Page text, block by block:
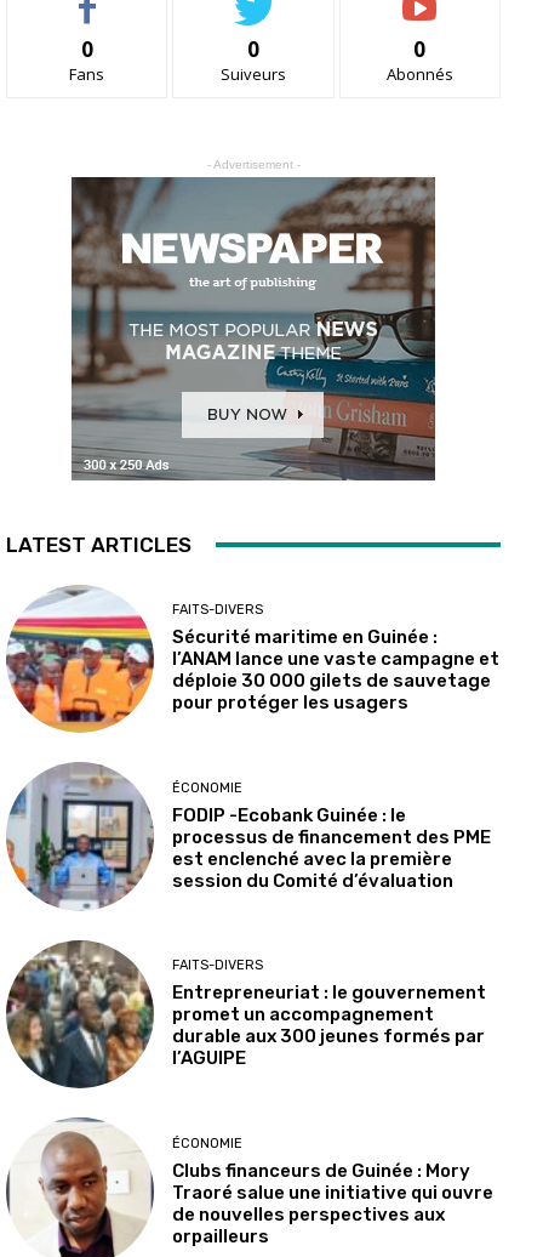
0
Fans
0
Suiveurs
0
Abonnés
- Advertisement -
LATEST ARTICLES
FAITS-DIVERS
Sécurité maritime en Guinée :
l’ANAM lance une vaste campagne et
déploie 30 000 gilets de sauvetage
pour protéger les usagers
ÉCONOMIE
FODIP -Ecobank Guinée : le
processus de financement des PME
est enclenché avec la première
session du Comité d’évaluation
FAITS-DIVERS
Entrepreneuriat : le gouvernement
promet un accompagnement
durable aux 300 jeunes formés par
l’AGUIPE
ÉCONOMIE
Clubs financeurs de Guinée : Mory
Traoré salue une initiative qui ouvre
de nouvelles perspectives aux
orpailleurs